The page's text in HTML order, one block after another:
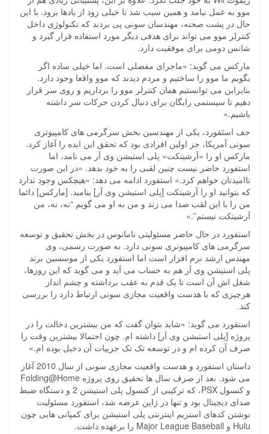
موو به عمل نیامد و همین سبب شد تا خیلی زود از یادها برود. با این
حال در پشت صحنه، مهندسان سونی پی بردند که تکنولوژی داخل
کنترلر موو می تواند برای هدفی دیگر مورد استفاده قرار گیرد و
شانس دومی برای موفقیت دارد.
مارکس می گوید: «ماجرای مفصلی است. اما خیلی ساده اگر
بگویم ما موو را ساختیم و مردم دیدند که موو واقعا وجود دارد.
بنابراین می توانستیم همان کنترلر موو را برداریم و روی سر قرار
دهیم تا سیستمی رایگان برای دنبال کردن حرکات سر داشته
باشیم.»
جف استَفورد، یکی از مهندسین بخش سرگرمی های کامپیوتری
سونی آمریکا، جز اولین افرادی بود که تحقق این ایده را آغاز کرد.
مارکس او را «آرشیتکت» پلی استیشن وی آر می نامد، اما
استفورد حاضر نیست چنین لقبی را به خود بدهد. «در این صورت
ناامیدتان خواهم کرد.» استفورد ادامه می دهد: «هیچکس وجود ندارد
که بتوانید او را آرشیتکت [پلی استیشن وی آر] بنامید. [مارکس] دائما
من را با این لقب صدا می زند و من به او می گویم “نه، نه، من
آرشیتکت نیستم”.»
استفورد در حال حاضر مسئولیتی نامانوس در بخش تحقیق و توسعه
سرگرمی های کامپیوتری سونی دارد. به صورت رسمی، وی
مهندس ارشد نرم افزار است اما استفورد یکی از موسسین برند
پلی استیشن وی آر هم به حساب می آید و می گوید که این روزها،
شغل اش آن است تا یک قدم به عقب برداشته و چشم انداز
هرچیزی که با هدست واقعیت مجازی سونی ارتباط دارد را بررسی
کند.
استفورد می گوید: «شاید بتوان گفت که من بیشترین دخالت را در
پروژه [پلی استیشن وی آر] داشته ام. چون احتمالا بیشترین وقت را
صرف آن کرده ام و در توسعه تک تک جزییات آن دخیل بوده ام.»
داستان استفورد و هدست واقعیت مجازی سونی از سال 2010 آغاز
می شود. بعد از صرف سال ها تحقیق روی پروژه Folding@Home
و کنسول PSX، که ترکیبی از کنسول پلی استیشن 2 و دستگاه ضبط
صدای دیجیتال بود و تنها در ژاپن عرضه شد، استفورد مسئولیت
نوشتن کدهای استریم اینترنتی پلی استیشن برای کمپانی هایی چون
Hulu و Major League Baseball را برعهده داشت.